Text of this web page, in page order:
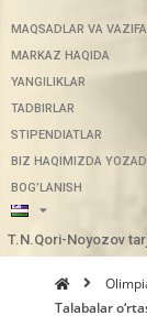
MAQSADLAR VA
MARKAZ HAQIDA
YANGILIKLAR
TADBIRLAR
STIPENDIATLAR
BIZ HAQIMIZDA
BOG’LANISH
T.N.Qori-Noyozov
Talabalar